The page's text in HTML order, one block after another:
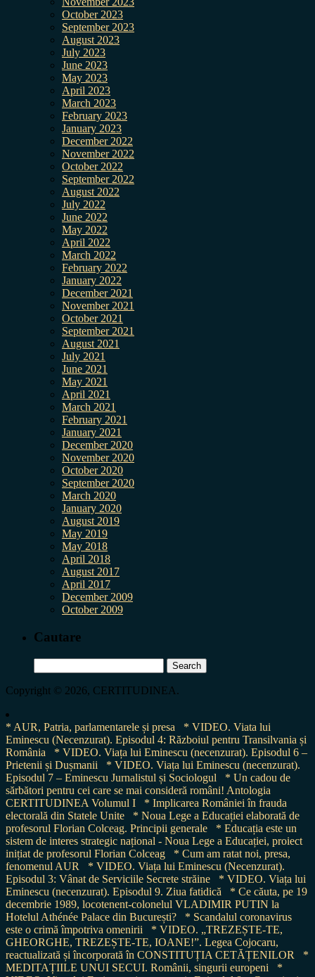
October 2023
September 2023
August 2023
July 2023
June 2023
May 2023
April 2023
March 2023
February 2023
January 2023
December 2022
November 2022
October 2022
September 2022
August 2022
July 2022
June 2022
May 2022
April 2022
March 2022
February 2022
January 2022
December 2021
November 2021
October 2021
September 2021
August 2021
July 2021
June 2021
May 2021
April 2021
March 2021
February 2021
January 2021
December 2020
November 2020
October 2020
September 2020
March 2020
January 2020
August 2019
May 2019
May 2018
April 2018
August 2017
April 2017
December 2009
October 2009
Cautare
for:
Copyright © 2026, CERTITUDINEA.
* AUR, Patria, parlamentarele și presa
* VIDEO. Viata lui
Eminescu (Necenzurat). Episodul 4: Războiul pentru Transilvania și
România
* VIDEO. Viața lui Eminescu (necenzurat). Episodul 6 –
Prietenii și Dușmanii
* VIDEO. Viața lui Eminescu (necenzurat).
Episodul 7 – Eminescu Jurnalistul și Sociologul
* Un cadou de
sărbători pentru cei care se mai consideră români! Antologia
CERTITUDINEA Volumul I
* Implicarea României în frauda
electorală din Statele Unite
* Noua Lege a Educației elaborată de
profesorul Florian Colceag. Principii generale
* Educația este un
sistem de interes strategic național - Noua Lege a Educației, proiect
inițiat de profesorul Florian Colceag
* Cum am ratat noi, presa,
fenomenul AUR
* VIDEO. Viața lui Eminescu (Necenzurat).
Episodul 3: Vânat de Serviciile Secrete străine
* VIDEO. Viața lui
Eminescu (necenzurat). Episodul 9. Ziua fatidică
* Ce căuta, pe 19
decembrie 1989, locotenent-colonelul VLADIMIR PUTIN la
Hotelul Athénée Palace din București?
* Scandalul coronavirus
este o crimă împotriva omenirii
* VIDEO. „TREZEȘTE-TE,
GHEORGHE, TREZEȘTE-TE, IOANE!”. Legea Cojocaru,
reactualizată și încorporată în CONSTITUȚIA CETĂȚENILOR
*
MEDITAȚIILE UNUI SECUI. Românii, singurii europeni
*